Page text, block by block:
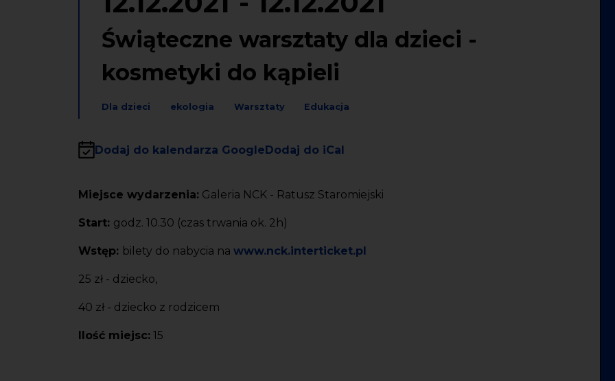
Świąteczne warsztaty dla dzieci -
kosmetyki do kąpieli
Dla dzieci ekologia Warsztaty Edukacja
Dodaj do kalendarza GoogleDodaj do iCal
Miejsce wydarzenia: Galeria NCK - Ratusz Staromiejski
Start: godz. 10.30 (czas trwania ok. 2h)
Wstęp: bilety do nabycia na www.nck.interticket.pl
25 zł - dziecko,
40 zł - dziecko z rodzicem
Ilość miejsc: 15